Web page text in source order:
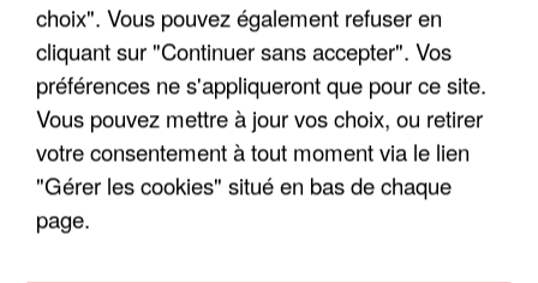
DANIEL
BALAVOINE
Tous Les Cris Les Sos
SANTA
Pop Corn Salé
ETIENNE DAHO ET
DANI
Comme Un Boomerang
LES INTERVIEWS CHANTE FRANCE
choix". Vous pouvez également refuser en
cliquant sur "Continuer sans accepter". Vos
préférences ne s'appliqueront que pour ce site.
Vous pouvez mettre à jour vos choix, ou retirer
votre consentement à tout moment via le lien
"Gérer les cookies" situé en bas de chaque
page.